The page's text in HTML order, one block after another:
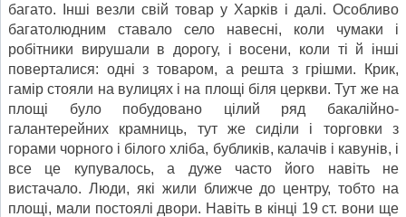
багато. Інші везли свій товар у Харків і далі. Особливо
багатолюдним ставало село навесні, коли чумаки і
робітники вирушали в дорогу, і восени, коли ті й інші
поверталися: одні з товаром, а решта з грішми. Крик,
гамір стояли на вулицях і на площі біля церкви. Тут же на
площі було побудовано цілий ряд бакалійно-
галантерейних крамниць, тут же сиділи і торговки з
горами чорного і білого хліба, бубликів, калачів і кавунів, і
все це купувалось, а дуже часто його навіть не
вистачало. Люди, які жили ближче до центру, тобто на
площі, мали постоялі двори. Навіть в кінці 19 ст. вони ще